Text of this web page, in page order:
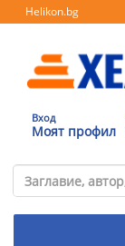
Helikon.bg
Вход
Моят профил